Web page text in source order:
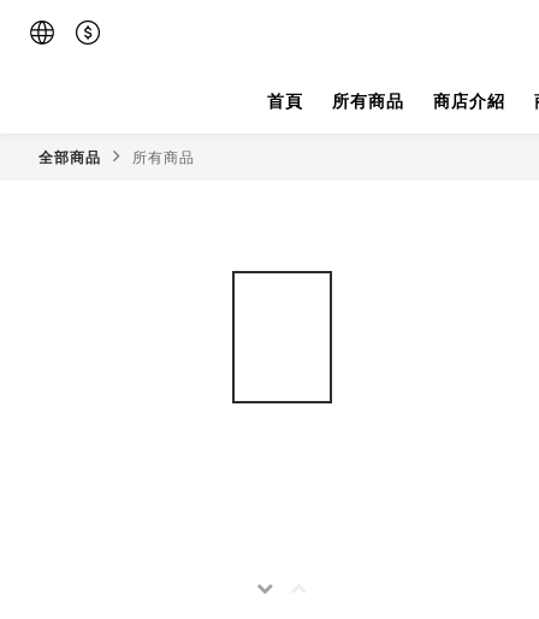
首頁 所有商品 商店介紹
全部商品 所有商品